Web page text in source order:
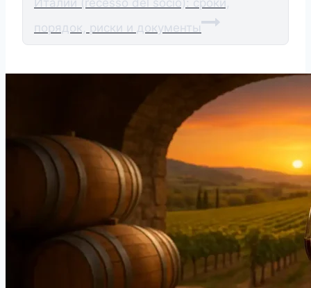
Италии (recesso del socio): сроки,
порядок, риски и документы